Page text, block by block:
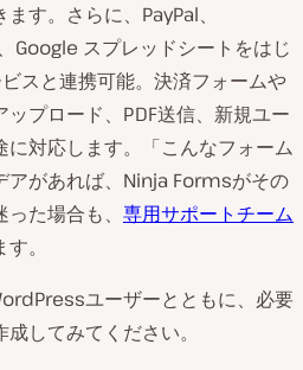
す。さらに、PayPal、
スプレッドシートをはじ
スと連携可能。決済フォームや
プロード、PDF送信、新規ユー
対応します。「こんなフォーム
アがあれば、Ninja Formsがその
た場合も、 専用サポートチーム
。
ユーザーとともに、必要
してみてください。